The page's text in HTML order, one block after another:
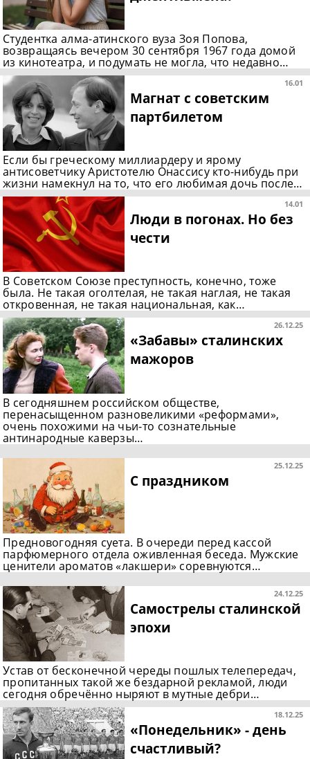
Студентка алма-атинского вуза Зоя Попова,
возвращаясь вечером 30 сентября 1967 года домой
из кинотеатра, и подумать не могла, что недавно…
16.01
Магнат с советским
партбилетом
Если бы греческому миллиардеру и ярому
антисоветчику Аристотелю Онассису кто-нибудь при
жизни намекнул на то, что его любимая дочь после…
14.01
Люди в погонах. Но без
чести
В Советском Союзе преступность, конечно, тоже
была. Не такая оголтелая, не такая наглая, не такая
откровенная, не такая национальная, как…
26.12.25
«Забавы» сталинских
мажоров
В сегодняшнем российском обществе,
перенасыщенном разновеликими «реформами»,
очень похожими на чьи-то сознательные
антинародные каверзы…
25.12.25
С праздником
Предновогодняя суета. В очереди перед кассой
парфюмерного отдела оживленная беседа. Мужские
ценители ароматов «лакшери» соревнуются…
24.12.25
Самострелы сталинской
эпохи
Устав от бесконечной череды пошлых телепередач,
пропитанных такой же бездарной рекламой, люди
сегодня обречённо ныряют в мутные дебри…
18.12.25
«Понедельник» - день
счастливый?